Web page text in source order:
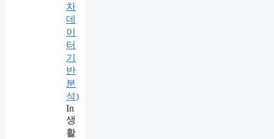
차
데
이
터
기
반
분
석)
In
생
활